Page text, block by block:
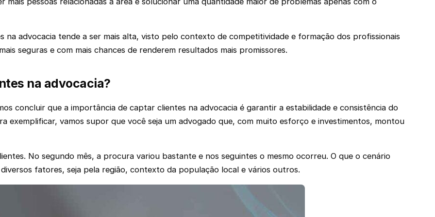
na advocacia tende a ser mais alta, visto pelo contexto de competitividade e formação dos profissionais
seguras e com mais chances de renderem resultados mais promissores.
na advocacia?
concluir que a importância de captar clientes na advocacia é garantir a estabilidade e consistência do
exemplificar, vamos supor que você seja um advogado que, com muito esforço e investimentos, montou
No segundo mês, a procura variou bastante e nos seguintes o mesmo ocorreu. O que o cenário
fatores, seja pela região, contexto da população local e vários outros.